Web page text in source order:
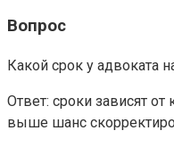
Вопрос
Какой срок у адвоката
Ответ: сроки зависят
выше шанс